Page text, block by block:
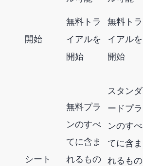
開始
無料トラ
イアルを
開始
無料トラ
イアルを
開始
シート
無料プラ
ンのすべ
てに含ま
れるもの
スタンダ
ードプラ
ンのすべ
てに含ま
れるもの